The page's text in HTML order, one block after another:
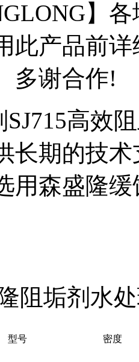
】
此产品前
多谢合作!
高效
长期的技
用森盛隆
阻垢剂水
型号 密度